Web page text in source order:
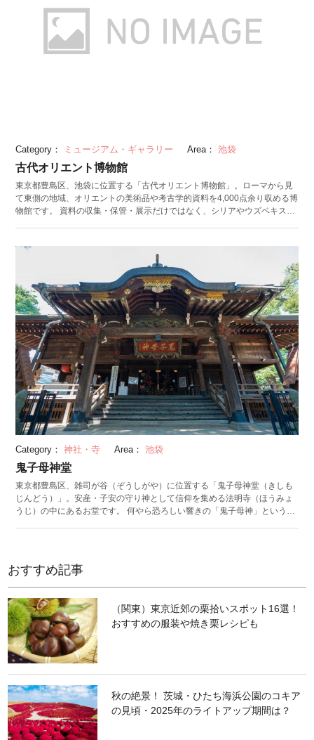
リエイティブ・コモンズ・ライセンス（表示2.0 国際）
https://creativecommons.org/licenses/by-sa/2.0/ ）
Category： ミュージアム・ギャラリー Area： 池袋
古代オリエント博物館
東京都豊島区、池袋に位置する「古代オリエント博物館」。ローマから見
て東側の地域、オリエントの美術品や考古学的資料を4,000点余り収める博
物館です。 資料の収集・保管・展示だけではなく、シリアやウズベキスタ
響に注目した展示も充実。日本文化とは親しみが少ないと思われがちなオ
リエント文化も、工夫の凝らされた展示を通して身近に感じることができ
るでしょう。 博物館は「サンシャインシティ」の一番奥に位置する「文化
会館」の7階にあります。ショッピングにあわせて立ち寄れる、便利な博物
館です。
Category： 神社・寺 Area： 池袋
鬼子母神堂
東京都豊島区、雑司が谷（ぞうしがや）に位置する「鬼子母神堂（きしも
じんどう）」。安産・子安の守り神として信仰を集める法明寺（ほうみょ
うじ）の中にあるお堂です。 何やら恐ろしい響きの「鬼子母神」という名
お釈迦様が訶梨帝母が一番かわいがっていた子供を隠し、子を食べられた
他の母親の気持ちを理解させたところ、改心して仏法の守り神となったと
伝えられています。 豊島区にある鬼子母神堂は、室町時代に偶然井戸から
掘りだされた場所にお堂が建てられたもの。お堂の横には樹齢700年を超
える立派な大公孫樹（おおいちょう）があり、こちらも強い生命力を感じ
させるパワースポットとして知られています。
おすすめ記事
（関東）東京近郊の栗拾いスポット16選！
おすすめの服装や焼き栗レシピも
秋の絶景！ 茨城・ひたち海浜公園のコキア
の見頃・2025年のライトアップ期間は？